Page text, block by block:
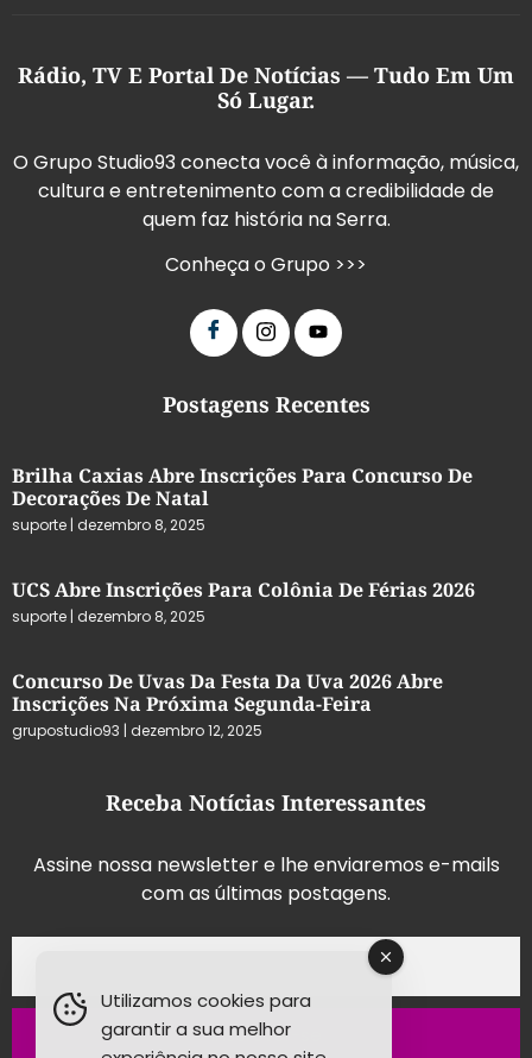
Rádio, TV E Portal De Notícias — Tudo Em Um
Só Lugar.
O Grupo Studio93 conecta você à informação, música,
cultura e entretenimento com a credibilidade de
quem faz história na Serra.
Conheça o Grupo >>>
Postagens Recentes
Brilha Caxias Abre Inscrições Para Concurso De
Decorações De Natal
suporte dezembro 8, 2025
UCS Abre Inscrições Para Colônia De Férias 2026
suporte dezembro 8, 2025
Concurso De Uvas Da Festa Da Uva 2026 Abre
Inscrições Na Próxima Segunda-Feira
grupostudio93 dezembro 12, 2025
Receba Notícias Interessantes
Assine nossa newsletter e lhe enviaremos e-mails
com as últimas postagens.
Inscrever-se
Utilizamos cookies para
garantir a sua melhor